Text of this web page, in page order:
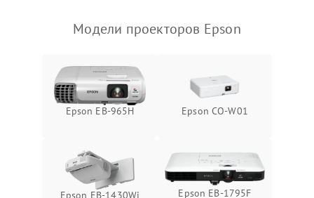
Модели проекторов Epson
Epson EB-965H Epson CO-W01
Epson EB-1430Wi Epson EB-1795F